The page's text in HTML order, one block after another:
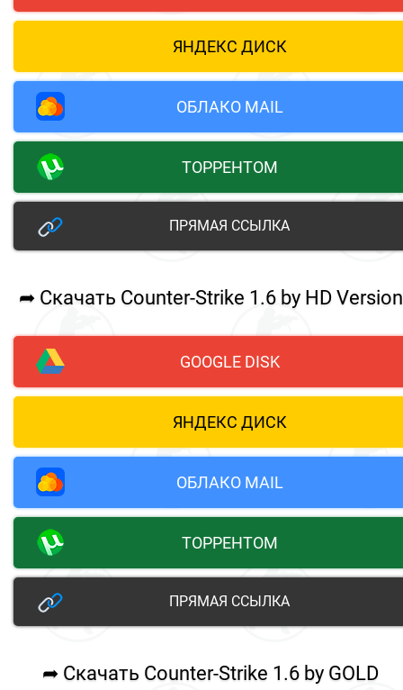
ЯНДЕКС ДИСК
ОБЛАКО MAIL
ТОРРЕНТОМ
ПРЯМАЯ ССЫЛКА
➦ Скачать Counter-Strike 1.6 by HD Version
GOOGLE DISK
ЯНДЕКС ДИСК
ОБЛАКО MAIL
ТОРРЕНТОМ
ПРЯМАЯ ССЫЛКА
➦ Скачать Counter-Strike 1.6 by GOLD